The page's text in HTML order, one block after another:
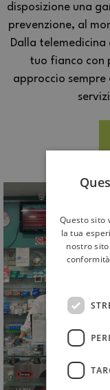
disposizione una
prevenzione, al
Dalla telemedicina
tuo fianco con
approccio
Questo sito
la tua
nostro